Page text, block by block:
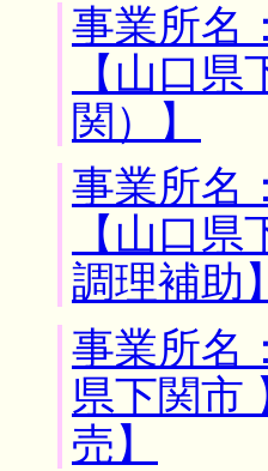
事業所名
【山口
関）】
事業所名
【山口
調理補助】
事業所名
県下関市
売】